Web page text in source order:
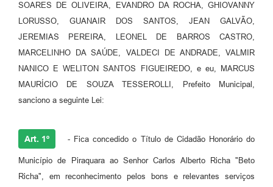
SOARES DE OLIVEIRA, EVANDRO DA ROCHA, GHIOVANNY
LORUSSO, GUANAIR DOS SANTOS, JEAN GALVÃO,
JEREMIAS PEREIRA, LEONEL DE BARROS CASTRO,
MARCELINHO DA SAÚDE, VALDECI DE ANDRADE, VALMIR
NANICO E WELITON SANTOS FIGUEIREDO, e eu, MARCUS
MAURÍCIO DE SOUZA TESSEROLLI, Prefeito Municipal,
sanciono a seguinte Lei:
Art. 1º - Fica concedido o Título de Cidadão Honorário do
Município de Piraquara ao Senhor Carlos Alberto Richa "Beto
Richa", em reconhecimento pelos bons e relevantes serviços